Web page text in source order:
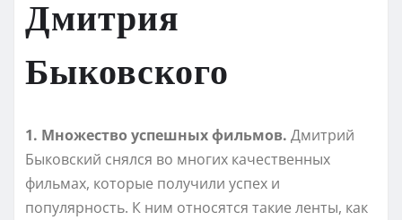
Дмитрия
Быковского
1. Множество успешных фильмов. Дмитрий
Быковский снялся во многих качественных
фильмах, которые получили успех и
популярность. К ним относятся такие ленты, как